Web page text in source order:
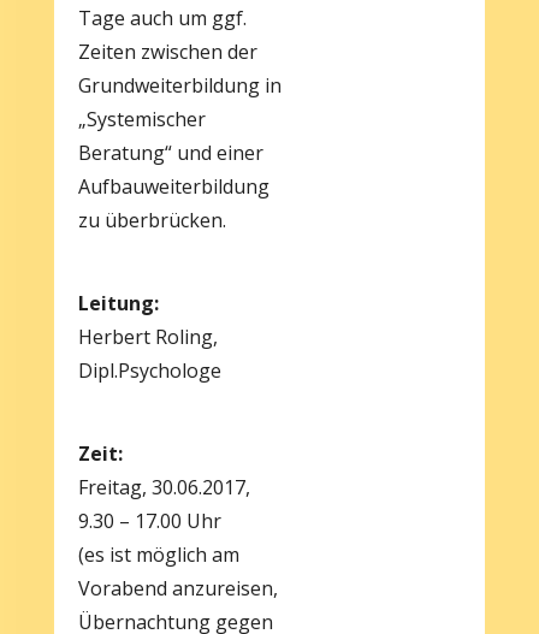
Tage auch um ggf.
Zeiten zwischen der
Grundweiterbildung in
„Systemischer
Beratung“ und einer
Aufbauweiterbildung
zu überbrücken.
Leitung:
Herbert Roling,
Dipl.Psychologe
Zeit:
Freitag, 30.06.2017,
9.30 – 17.00 Uhr
(es ist möglich am
Vorabend anzureisen,
Übernachtung gegen